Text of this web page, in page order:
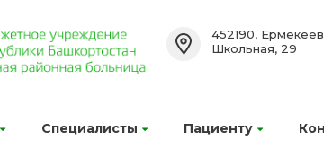
Специалисты Пациенту
452190,
Школьная, 29